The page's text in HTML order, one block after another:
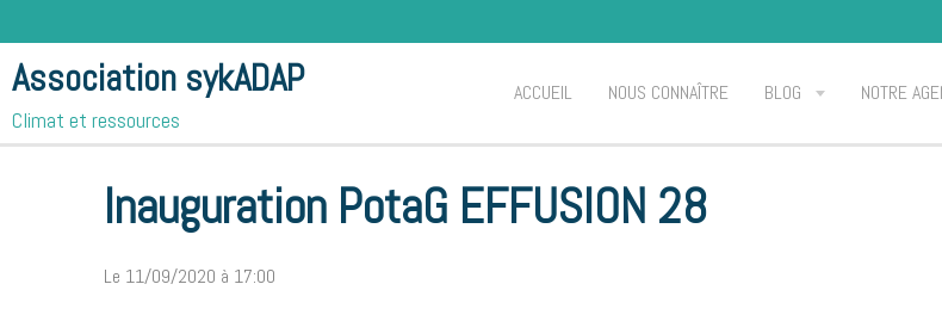
Association sykADAP
Climat et ressources
ACCUEIL NOUS CONNAÎTRE BLOG NOTRE
Accueil
Inauguration PotaG EFFUSION 28
Le 11/09/2020 à 17:00